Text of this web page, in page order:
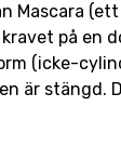
Mascara
på en
(icke-
är stängd.